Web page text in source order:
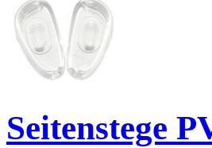
Seitenstege